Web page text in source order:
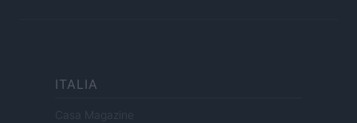
ITALIA
Casa Magazine